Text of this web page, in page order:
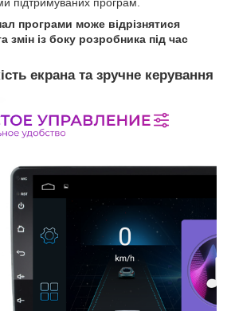
підтримуваних програм.
програми може відрізнятися
змін із боку розробника під час
екрана та зручне керування